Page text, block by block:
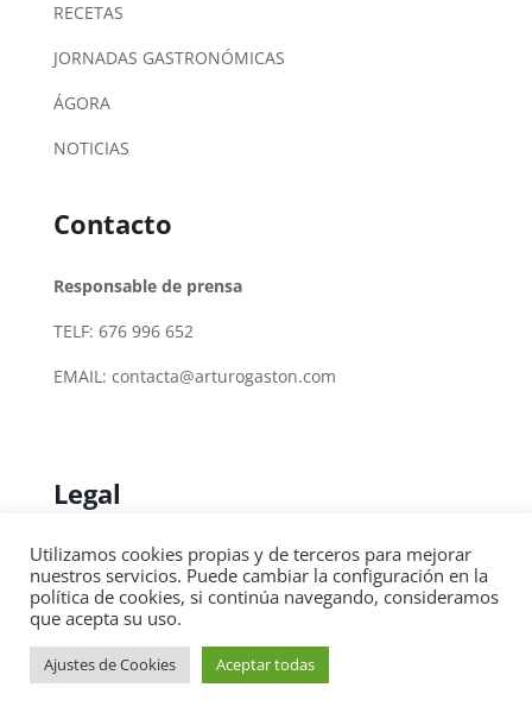
RECETAS
JORNADAS GASTRONÓMICAS
ÁGORA
NOTICIAS
Contacto
Responsable de prensa
TELF: 676 996 652
EMAIL: contacta@arturogaston.com
Legal
Política de cookies
Aviso legal
Utilizamos cookies propias y de terceros para mejorar
nuestros servicios. Puede cambiar la configuración en la
política de cookies, si continúa navegando, consideramos
que acepta su uso.
Ajustes de Cookies Aceptar todas